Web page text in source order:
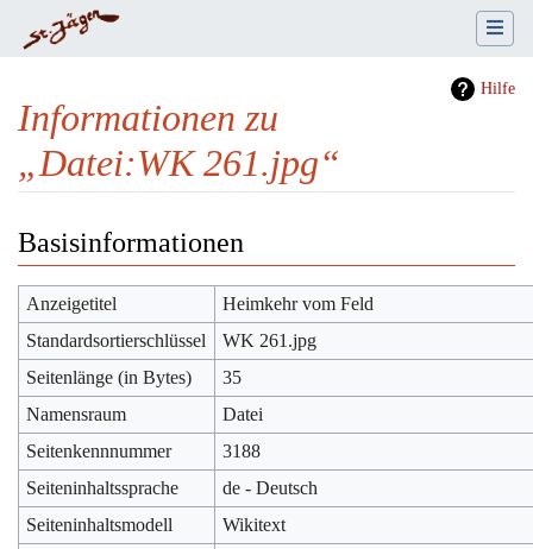
Hilfe
Informationen zu
„Datei:WK 261.jpg“
Basisinformationen
Anzeigetitel
Heimkehr vom Feld
Standardsortierschlüssel
WK 261.jpg
Seitenlänge (in Bytes)
35
Namensraum
Datei
Seitenkennnummer
3188
Seiteninhaltssprache
de - Deutsch
Seiteninhaltsmodell
Wikitext